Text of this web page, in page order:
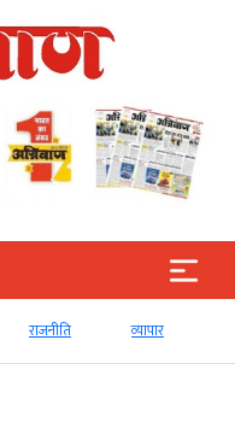
राजनीति व्‍यापार